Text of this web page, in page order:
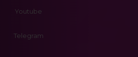
Youtube
Telegram